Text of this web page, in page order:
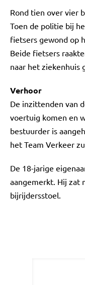
Rond tien over vier
Toen de politie bij
fietsers gewond op
Beide fietsers
naar het ziekenhuis
Verhoor
De inzittenden van
voertuig komen en
bestuurder is
het Team Verkeer
De 18-jarige
aangemerkt. Hij zat
bijrijdersstoel.